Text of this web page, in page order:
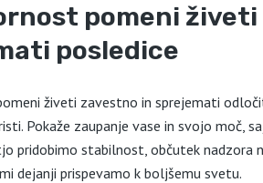
pomeni
posledice
živeti zavestno in sprejemati
Pokaže zaupanje vase in svojo moč,
pridobimo stabilnost, občutek nadzora
dejanji prispevamo k boljšemu svetu.